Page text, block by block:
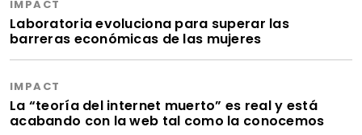
IMPACT
Laboratoria evoluciona para superar las
barreras económicas de las mujeres
IMPACT
La “teoría del internet muerto” es real y está
acabando con la web tal como la conocemos